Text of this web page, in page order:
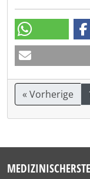
« Vorherige